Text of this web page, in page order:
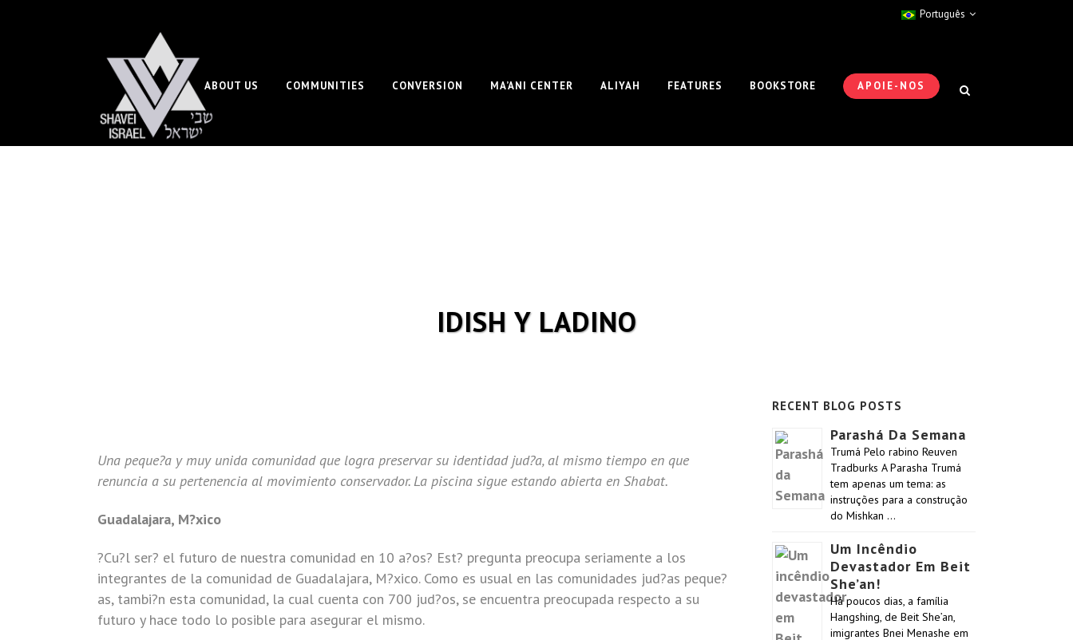
Português
APOIE-NOS
ABOUT US COMMUNITIES CONVERSION MA’ANI CENTER ALIYAH FEATURES BOOKSTORE
IDISH Y LADINO
Una peque?a y muy unida comunidad que logra preservar su identidad jud?a, al mismo tiempo en que
renuncia a su pertenencia al movimiento conservador. La piscina sigue estando abierta en Shabat.
Guadalajara, M?xico
?Cu?l ser? el futuro de nuestra comunidad en 10 a?os? Est? pregunta preocupa seriamente a los
integrantes de la comunidad de Guadalajara, M?xico. Como es usual en las comunidades jud?as peque?
as, tambi?n esta comunidad, la cual cuenta con 700 jud?os, se encuentra preocupada respecto a su
futuro y hace todo lo posible para asegurar el mismo.
RECENT BLOG POSTS
Parashá Da Semana
Trumá Pelo rabino Reuven
Tradburks A Parasha Trumá
tem apenas um tema: as
instruções para a construção
do Mishkan …
Um Incêndio
Devastador Em Beit
She’an!
Há poucos dias, a família
Hangshing, de Beit She’an,
imigrantes Bnei Menashe em